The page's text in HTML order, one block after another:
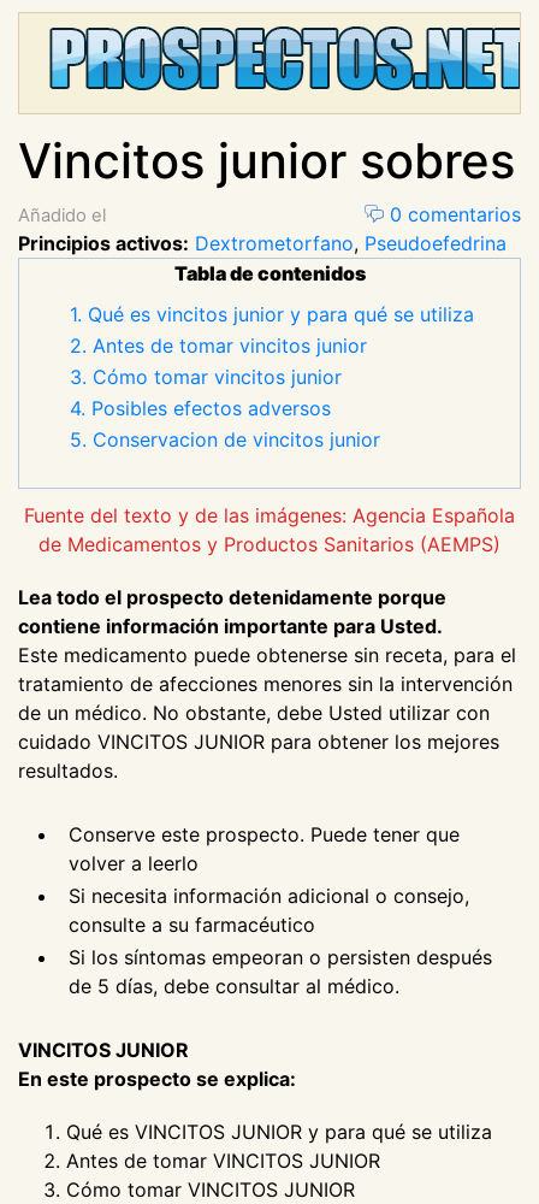
Vincitos junior sobres
0 comentarios
Añadido el
Principios activos: Dextrometorfano, Pseudoefedrina
Tabla de contenidos
1. Qué es vincitos junior y para qué se utiliza
2. Antes de tomar vincitos junior
3. Cómo tomar vincitos junior
4. Posibles efectos adversos
5. Conservacion de vincitos junior
Fuente del texto y de las imágenes: Agencia Española
de Medicamentos y Productos Sanitarios (AEMPS)
Lea todo el prospecto detenidamente porque
contiene información importante para Usted.
Este medicamento puede obtenerse sin receta, para el
tratamiento de afecciones menores sin la intervención
de un médico. No obstante, debe Usted utilizar con
cuidado VINCITOS JUNIOR para obtener los mejores
resultados.
Conserve este prospecto. Puede tener que
volver a leerlo
Si necesita información adicional o consejo,
consulte a su farmacéutico
Si los síntomas empeoran o persisten después
de 5 días, debe consultar al médico.
VINCITOS JUNIOR
En este prospecto se explica:
Qué es VINCITOS JUNIOR y para qué se utiliza
Antes de tomar VINCITOS JUNIOR
Cómo tomar VINCITOS JUNIOR